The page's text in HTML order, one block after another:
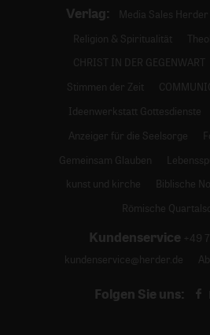
Verlag:
Media Sales
Religion & Spiritualität
CHRIST IN DER GEGENWART
Stimmen der Zeit
Ideenwerkstatt Gottesdienste
Anzeiger für die Seelsorge
Gemeinsam Glauben
kunst und kirche
Biblische
Römische
Kundenservice +49
kundenservice@herder.de
Folgen Sie uns: